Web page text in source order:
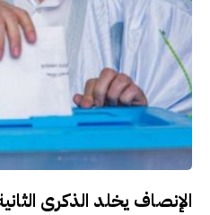
الإنصاف يخلد الذكرى